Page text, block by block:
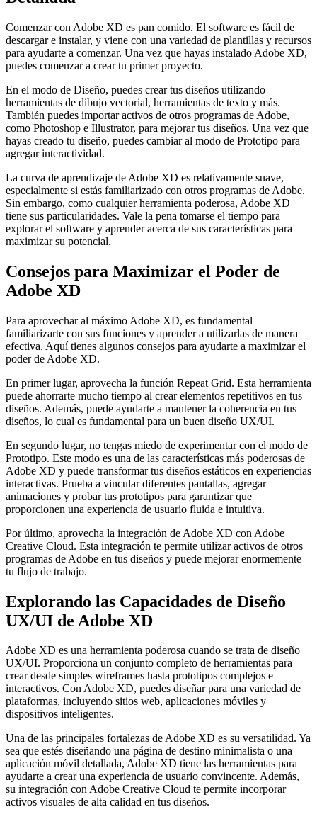
Comenzar con Adobe XD es pan comido. El software es fácil de
descargar e instalar, y viene con una variedad de plantillas y recursos
para ayudarte a comenzar. Una vez que hayas instalado Adobe XD,
puedes comenzar a crear tu primer proyecto.
En el modo de Diseño, puedes crear tus diseños utilizando
herramientas de dibujo vectorial, herramientas de texto y más.
También puedes importar activos de otros programas de Adobe,
como Photoshop e Illustrator, para mejorar tus diseños. Una vez que
hayas creado tu diseño, puedes cambiar al modo de Prototipo para
agregar interactividad.
La curva de aprendizaje de Adobe XD es relativamente suave,
especialmente si estás familiarizado con otros programas de Adobe.
Sin embargo, como cualquier herramienta poderosa, Adobe XD
tiene sus particularidades. Vale la pena tomarse el tiempo para
explorar el software y aprender acerca de sus características para
maximizar su potencial.
Consejos para Maximizar el Poder de
Adobe XD
Para aprovechar al máximo Adobe XD, es fundamental
familiarizarte con sus funciones y aprender a utilizarlas de manera
efectiva. Aquí tienes algunos consejos para ayudarte a maximizar el
poder de Adobe XD.
En primer lugar, aprovecha la función Repeat Grid. Esta herramienta
puede ahorrarte mucho tiempo al crear elementos repetitivos en tus
diseños. Además, puede ayudarte a mantener la coherencia en tus
diseños, lo cual es fundamental para un buen diseño UX/UI.
En segundo lugar, no tengas miedo de experimentar con el modo de
Prototipo. Este modo es una de las características más poderosas de
Adobe XD y puede transformar tus diseños estáticos en experiencias
interactivas. Prueba a vincular diferentes pantallas, agregar
animaciones y probar tus prototipos para garantizar que
proporcionen una experiencia de usuario fluida e intuitiva.
Por último, aprovecha la integración de Adobe XD con Adobe
Creative Cloud. Esta integración te permite utilizar activos de otros
programas de Adobe en tus diseños y puede mejorar enormemente
tu flujo de trabajo.
Explorando las Capacidades de Diseño
UX/UI de Adobe XD
Adobe XD es una herramienta poderosa cuando se trata de diseño
UX/UI. Proporciona un conjunto completo de herramientas para
crear desde simples wireframes hasta prototipos complejos e
interactivos. Con Adobe XD, puedes diseñar para una variedad de
plataformas, incluyendo sitios web, aplicaciones móviles y
dispositivos inteligentes.
Una de las principales fortalezas de Adobe XD es su versatilidad. Ya
sea que estés diseñando una página de destino minimalista o una
aplicación móvil detallada, Adobe XD tiene las herramientas para
ayudarte a crear una experiencia de usuario convincente. Además,
su integración con Adobe Creative Cloud te permite incorporar
activos visuales de alta calidad en tus diseños.